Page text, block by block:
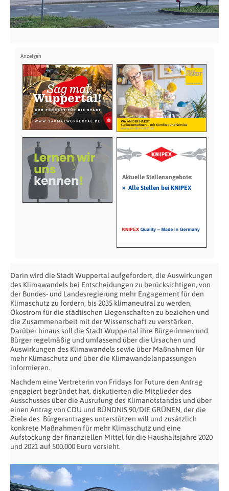
Aktuelle Stellenangebote:
» Alle Stellen bei KNIPEX
Darin wird die Stadt Wuppertal aufgefordert, die Auswirkungen
des Klimawandels bei Entscheidungen zu berücksichtigen, von
der Bundes- und Landesregierung mehr Engagement für den
Klimaschutz zu fordern, bis 2035 klimaneutral zu werden,
Ökostrom für die städtischen Liegenschaften zu beziehen und
die Zusammenarbeit mit der Wissenschaft zu verstärken.
Darüber hinaus soll die Stadt Wuppertal ihre Bürgerinnen und
Bürger regelmäßig und umfassend über die Ursachen und
Auswirkungen des Klimawandels sowie über Maßnahmen für
mehr Klimaschutz und über die Klimawandelanpassungen
informieren.
Nachdem eine Vertreterin von Fridays for Future den Antrag
engagiert begründet hat, diskutierten die Mitglieder des
Ausschusses über die Ausrufung des Klimanotstandes und über
einen Antrag von CDU und BÜNDNIS 90/DIE GRÜNEN, der die
Ziele des Bürgerantrages unterstützen will und zusätzlich
konkrete Maßnahmen für mehr Klimaschutz und eine
Aufstockung der finanziellen Mittel für die Haushaltsjahre 2020
und 2021 auf 500.000 Euro vorsieht.